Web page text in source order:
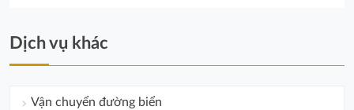
Dịch vụ khác
Vận chuyển đường biển